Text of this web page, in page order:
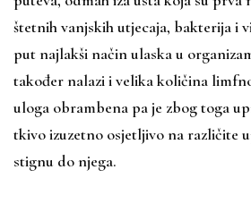
štetnih vanjskih utjecaja, bakterija i
put najlakši način ulaska u
također nalazi i velika količina
uloga obrambena pa je zbog toga
tkivo izuzetno osjetljivo na različite
stignu do njega.